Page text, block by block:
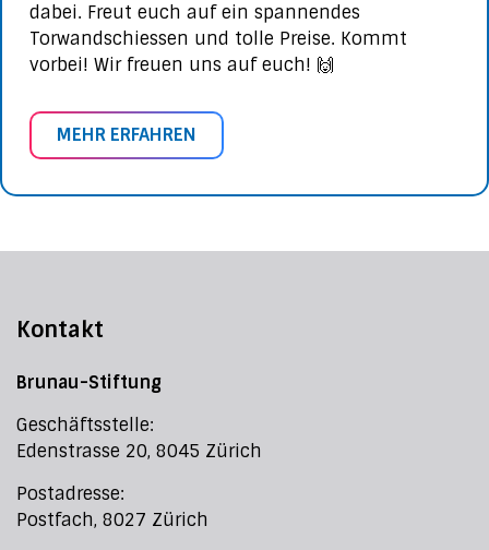
dabei. Freut euch auf ein spannendes
Torwandschiessen und tolle Preise. Kommt
vorbei! Wir freuen uns auf euch! 🙌
MEHR ERFAHREN
Kontakt
Brunau-Stiftung
Geschäftsstelle:
Edenstrasse 20, 8045 Zürich
Postadresse:
Postfach, 8027 Zürich